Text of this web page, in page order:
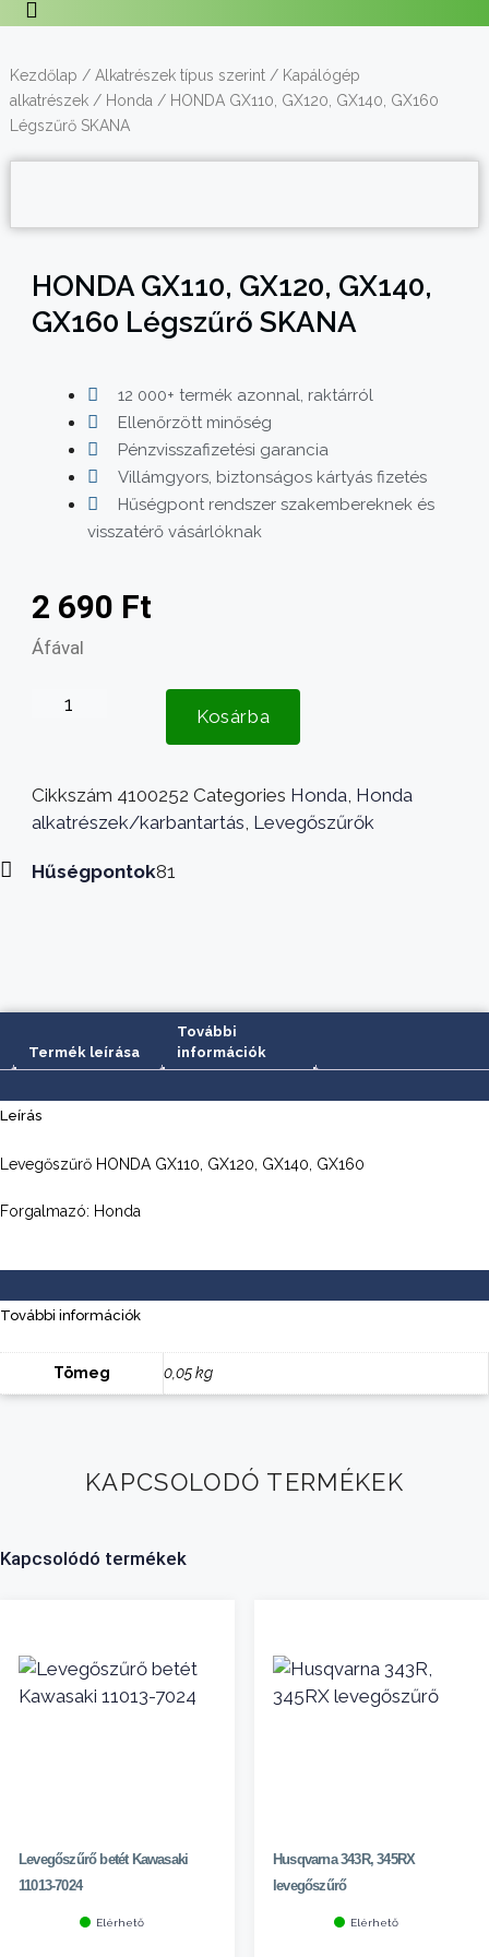
Kezdőlap / Alkatrészek típus szerint/ Kapálógép
alkatrészek/ Honda / HONDA GX110, GX120, GX140, GX160
Légszűrő SKANA
HONDA GX110, GX120, GX140,
GX160 Légszűrő SKANA
12 000+ termék azonnal, raktárról
Ellenőrzött minőség
Pénzvisszafizetési garancia
Villámgyors, biztonságos kártyás fizetés
Hűségpont rendszer szakembereknek és
visszatérő vásárlóknak
2 690 Ft
Áfával
HONDA
GX140,
GX160
SKANA
Kosárba
Cikkszám 4100252 Categories Honda, Honda
alkatrészek/karbantartás, Levegőszűrők
Hűségpontok81
Termék leírása
További
információk
Leírás
Levegőszűrő HONDA GX110, GX120, GX140, GX160
Forgalmazó: Honda
További információk
Tömeg 0,05 kg
KAPCSOLODÓ TERMÉKEK
Kapcsolódó termékek
Levegőszűrő betét Kawasaki
11013-7024
Elérhető
Husqvarna 343R, 345RX
levegőszűrő
Elérhető